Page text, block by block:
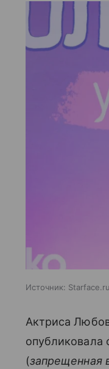
Источник: Starface.ru
Актриса
опубликовала
(запрещенная